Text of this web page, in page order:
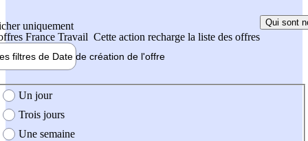
uniquement
France Travail Cette action recharge la liste des offres
Qui sont
filtres de Date de création de l'offre
création de l'offre
Un jour
Trois jours
Une semaine